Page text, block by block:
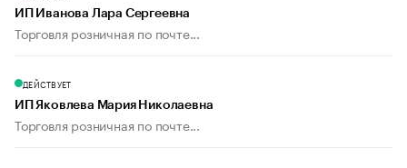
ИП Иванова Лара Сергеевна
Торговля розничная по почте...
ДЕЙСТВУЕТ
ИП Яковлева Мария Николаевна
Торговля розничная по почте...